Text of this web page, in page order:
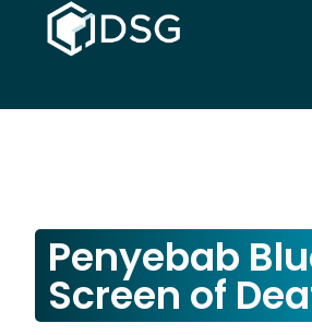
Penyebab
Screen of